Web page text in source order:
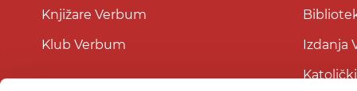
Knjižare Verbum
Klub Verbum
Izdanja